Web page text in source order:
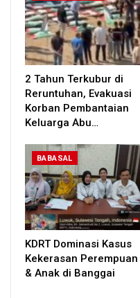
2 Tahun Terkubur di
Reruntuhan, Evakuasi
Korban Pembantaian
Keluarga Abu…
BABASAL
KDRT Dominasi Kasus
Kekerasan Perempuan
& Anak di Banggai